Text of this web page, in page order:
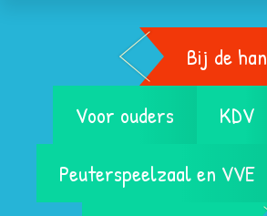
Bij de
Voor ouders
KDV
Peuterspeelzaal en VVE